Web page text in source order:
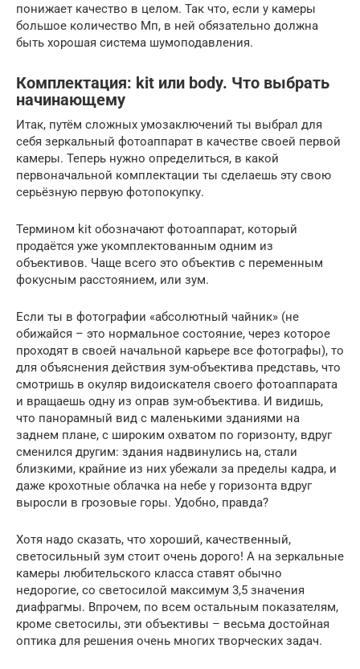
понижает качество в целом. Так что, если у камеры
большое количество Мп, в ней обязательно должна
быть хорошая система шумоподавления.
Комплектация: kit или body. Что выбрать
начинающему
Итак, путём сложных умозаключений ты выбрал для
себя зеркальный фотоаппарат в качестве своей первой
камеры. Теперь нужно определиться, в какой
первоначальной комплектации ты сделаешь эту свою
серьёзную первую фотопокупку.
Термином kit обозначают фотоаппарат, который
продаётся уже укомплектованным одним из
объективов. Чаще всего это объектив с переменным
фокусным расстоянием, или зум.
Если ты в фотографии «абсолютный чайник» (не
обижайся – это нормальное состояние, через которое
проходят в своей начальной карьере все фотографы), то
для объяснения действия зум-объектива представь, что
смотришь в окуляр видоискателя своего фотоаппарата
и вращаешь одну из оправ зум-объектива. И видишь,
что панорамный вид с маленькими зданиями на
заднем плане, с широким охватом по горизонту, вдруг
сменился другим: здания надвинулись на, стали
близкими, крайние из них убежали за пределы кадра, и
даже крохотные облачка на небе у горизонта вдруг
выросли в грозовые горы. Удобно, правда?
Хотя надо сказать, что хороший, качественный,
светосильный зум стоит очень дорого! А на зеркальные
камеры любительского класса ставят обычно
недорогие, со светосилой максимум 3,5 значения
диафрагмы. Впрочем, по всем остальным показателям,
кроме светосилы, эти объективы – весьма достойная
оптика для решения очень многих творческих задач.